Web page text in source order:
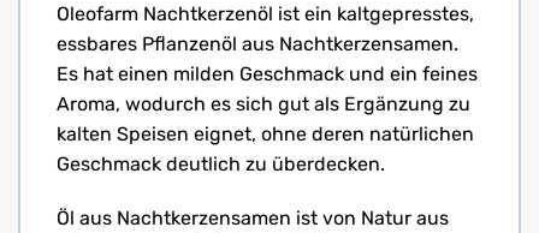
Oleofarm Nachtkerzenöl ist ein kaltgepresstes,
essbares Pflanzenöl aus Nachtkerzensamen.
Es hat einen milden Geschmack und ein feines
Aroma, wodurch es sich gut als Ergänzung zu
kalten Speisen eignet, ohne deren natürlichen
Geschmack deutlich zu überdecken.
Öl aus Nachtkerzensamen ist von Natur aus